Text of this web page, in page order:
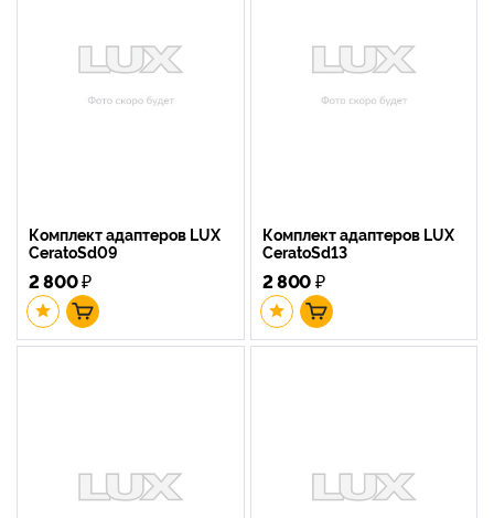
Комплект адаптеров LUX
CeratoSd09
2 800₽
Комплект адаптеров LUX
CeratoSd13
2 800₽